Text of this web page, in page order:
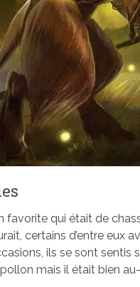
favorite qui était de
certains d’entre eux
ils se sont sentis
mais il était bien